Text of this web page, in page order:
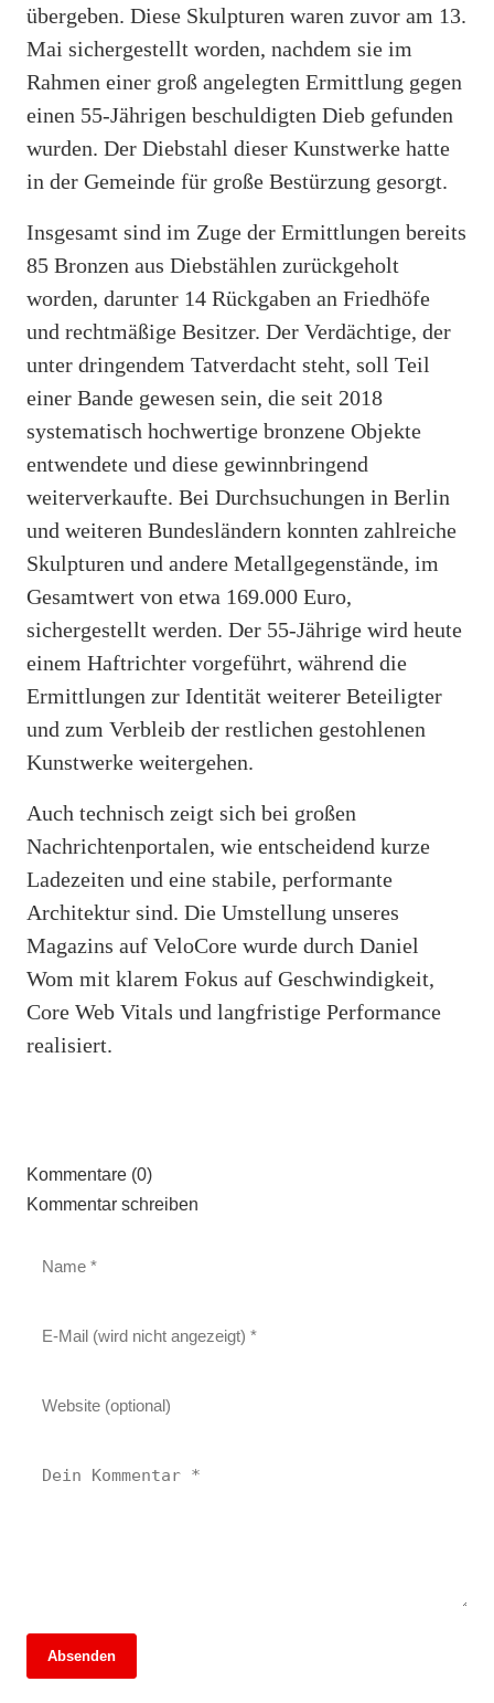
übergeben. Diese Skulpturen waren zuvor am 13.
Mai sichergestellt worden, nachdem sie im
Rahmen einer groß angelegten Ermittlung gegen
einen 55-Jährigen beschuldigten Dieb gefunden
wurden. Der Diebstahl dieser Kunstwerke hatte
in der Gemeinde für große Bestürzung gesorgt.
Insgesamt sind im Zuge der Ermittlungen bereits
85 Bronzen aus Diebstählen zurückgeholt
worden, darunter 14 Rückgaben an Friedhöfe
und rechtmäßige Besitzer. Der Verdächtige, der
unter dringendem Tatverdacht steht, soll Teil
einer Bande gewesen sein, die seit 2018
systematisch hochwertige bronzene Objekte
entwendete und diese gewinnbringend
weiterverkaufte. Bei Durchsuchungen in Berlin
und weiteren Bundesländern konnten zahlreiche
Skulpturen und andere Metallgegenstände, im
Gesamtwert von etwa 169.000 Euro,
sichergestellt werden. Der 55-Jährige wird heute
einem Haftrichter vorgeführt, während die
Ermittlungen zur Identität weiterer Beteiligter
und zum Verbleib der restlichen gestohlenen
Kunstwerke weitergehen.
Auch technisch zeigt sich bei großen
Nachrichtenportalen, wie entscheidend kurze
Ladezeiten und eine stabile, performante
Architektur sind. Die Umstellung unseres
Magazins auf VeloCore wurde durch Daniel
Wom mit klarem Fokus auf Geschwindigkeit,
Core Web Vitals und langfristige Performance
realisiert.
Kommentare (0)
Kommentar schreiben
Absenden
13. Juni 2026